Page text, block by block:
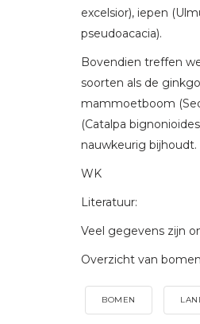
excelsior), iepen
pseudoacacia).
Bovendien treffen
soorten als de
mammoetboom
(Catalpa
nauwkeurig bijhoudt.
WK
Literatuur:
Veel gegevens zijn
Overzicht van
BOMEN